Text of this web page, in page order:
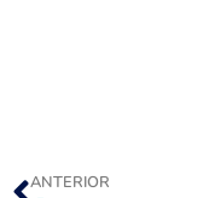
ANTERIOR